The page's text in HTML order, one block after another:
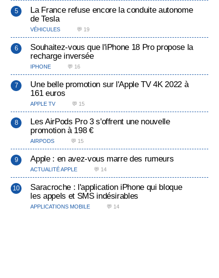
La France refuse encore la conduite autonome
de Tesla
VÉHICULES 💬 19
Souhaitez-vous que l'iPhone 18 Pro propose la
recharge inversée
IPHONE 💬 16
Une belle promotion sur l'Apple TV 4K 2022 à
161 euros
APPLE TV 💬 15
Les AirPods Pro 3 s'offrent une nouvelle
promotion à 198 €
AIRPODS 💬 15
Apple : en avez-vous marre des rumeurs
ACTUALITÉ APPLE 💬 14
Saracroche : l'application iPhone qui bloque
les appels et SMS indésirables
APPLICATIONS MOBILE 💬 14